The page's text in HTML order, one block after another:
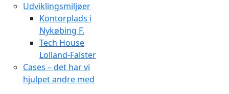
Udviklingsmiljøer
Kontorplads i
Nykøbing F.
Tech House
Lolland-Falster
Cases – det har vi
hjulpet andre med